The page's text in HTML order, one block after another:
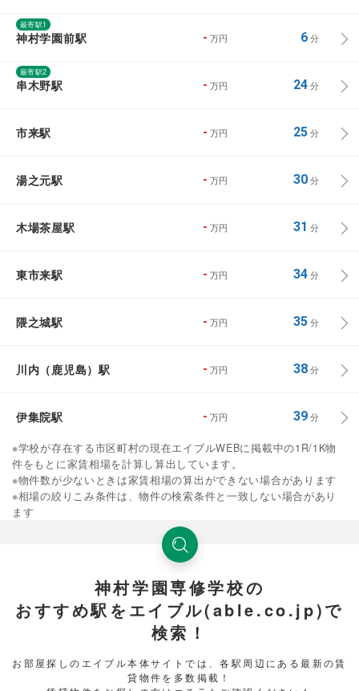
最寄駅1
神村学園前駅 - 万円 6分
最寄駅2
串木野駅 - 万円 24分
市来駅 - 万円 25分
湯之元駅 - 万円 30分
木場茶屋駅 - 万円 31 分
東市来駅 - 万円 34分
隈之城駅 - 万円 35分
川内（鹿児島）駅 - 万円 38分
伊集院駅 - 万円 39分
※学校が存在する市区町村の現在エイブルWEBに掲載中の1R/1K物
件をもとに家賃相場を計算し算出しています。
※物件数が少ないときは家賃相場の算出ができない場合があります
※相場の絞りこみ条件は、物件の検索条件と一致しない場合があり
ます
神村学園専修学校の
おすすめ駅をエイブル(able.co.jp)で
検索！
お部屋探しのエイブル本体サイトでは、各駅周辺にある最新の賃
貸物件を多数掲載！